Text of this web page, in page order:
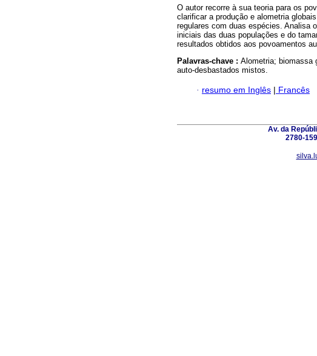
O autor recorre à sua teoria para os
clarificar a produção e alometria
regulares com duas espécies. Analisa
iniciais das duas populações e do
resultados obtidos aos povoamentos
Palavras-chave : Alometria; biomassa
auto-desbastados mistos.
· resumo em Inglês | Francês
Av. da
2780-